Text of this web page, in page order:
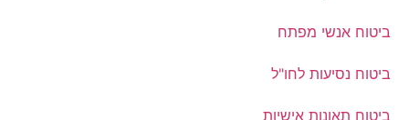
ביטוח אנשי מפתח
ביטוח נסיעות לחו"ל
ביטוח תאונות אישיות